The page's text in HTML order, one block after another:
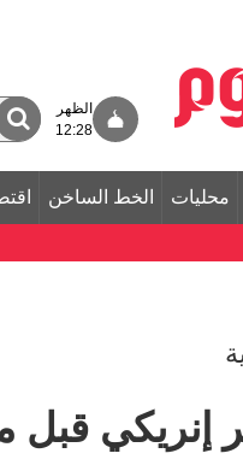
الظهر
12:28
محليات الخط الساخن
إنريكي قبل